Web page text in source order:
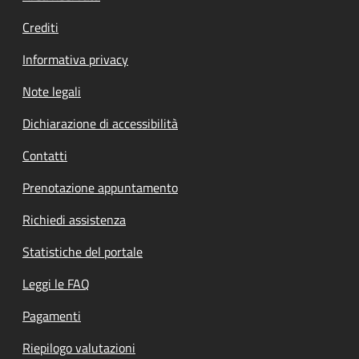
Crediti
Informativa privacy
Note legali
Dichiarazione di accessibilità
Contatti
Prenotazione appuntamento
Richiedi assistenza
Statistiche del portale
Leggi le FAQ
Pagamenti
Riepilogo valutazioni